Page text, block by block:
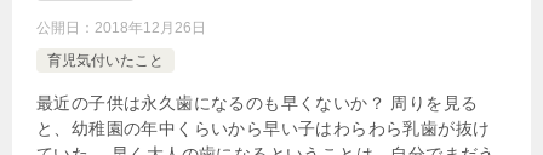
公開日： 2018年12月26日
育児気付いたこと
最近の子供は永久歯になるのも早くないか？ 周りを見る
と、幼稚園の年中くらいから早い子はわらわら乳歯が抜け